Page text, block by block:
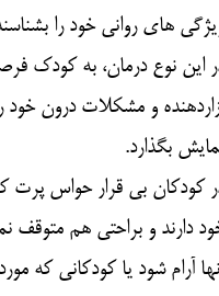
های روانی خود را
این نوع درمان، به کودک
و مشکلات درون خود
بگذارد.
کودکان بی قرار حواس
دارند و براحتی هم
آرام شود یا کودکانی که